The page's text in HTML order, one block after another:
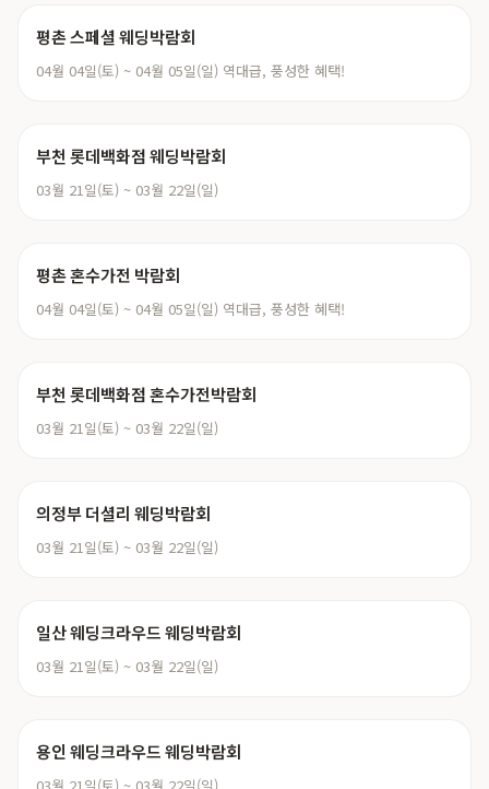
평촌 스페셜 웨딩박람회
04월 04일(토) ~ 04월 05일(일) 역대급, 풍성한 혜택!
부천 롯데백화점 웨딩박람회
03월 21일(토) ~ 03월 22일(일)
평촌 혼수가전 박람회
04월 04일(토) ~ 04월 05일(일) 역대급, 풍성한 혜택!
부천 롯데백화점 혼수가전박람회
03월 21일(토) ~ 03월 22일(일)
의정부 더셜리 웨딩박람회
03월 21일(토) ~ 03월 22일(일)
일산 웨딩크라우드 웨딩박람회
03월 21일(토) ~ 03월 22일(일)
용인 웨딩크라우드 웨딩박람회